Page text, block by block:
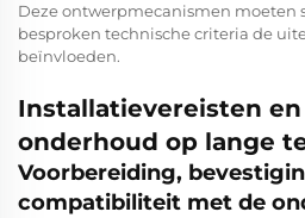
Deze ontwerpmecanismen moeten
besproken technische criteria de
beïnvloeden.
Installatievereisten
onderhoud op lange
Voorbereiding,
compatibiliteit met de